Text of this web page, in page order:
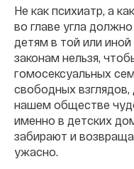
Не как психиатр, а
во главе угла
детям в той или
законам нельзя,
гомосексуальных
свободных
нашем обществе
именно в детских
забирают и
ужасно.